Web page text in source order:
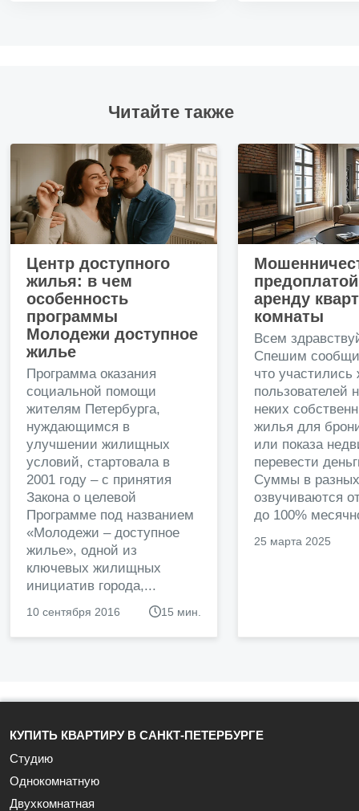
Читайте также
Центр доступного
жилья: в чем
особенность
программы
Молодежи доступное
жилье
Программа оказания
социальной помощи
жителям Петербурга,
нуждающимся в
улучшении жилищных
условий, стартовала в
2001 году – с принятия
Закона о целевой
Программе под названием
«Молодежи – доступное
жилье», одной из
ключевых жилищных
инициатив города,...
10 сентября 2016 15 мин.
аренду
комнаты
Всем
Спешим
что
пользователей
неких
жилья для
или показа
перевести
Суммы в
озвучиваются
до 100%
25 марта 2025
КУПИТЬ КВАРТИРУ В САНКТ-ПЕТЕРБУРГЕ
Студию
Однокомнатную
Двухкомнатная